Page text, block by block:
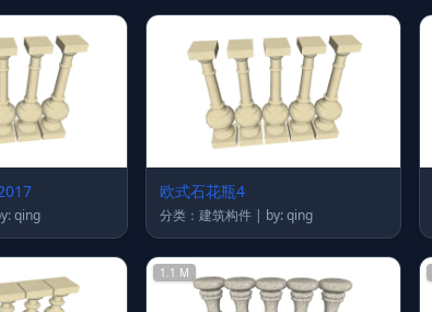
建筑构件 | by: qing
欧式石花瓶4
分类：建筑构件 | by: qing
1.1 M